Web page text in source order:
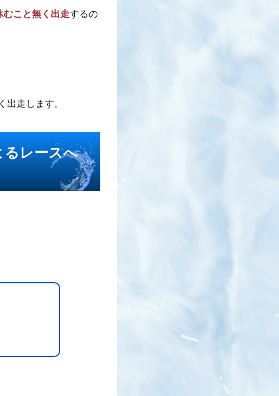
値する
むこと無く出走するの
出走します。
るレースへ